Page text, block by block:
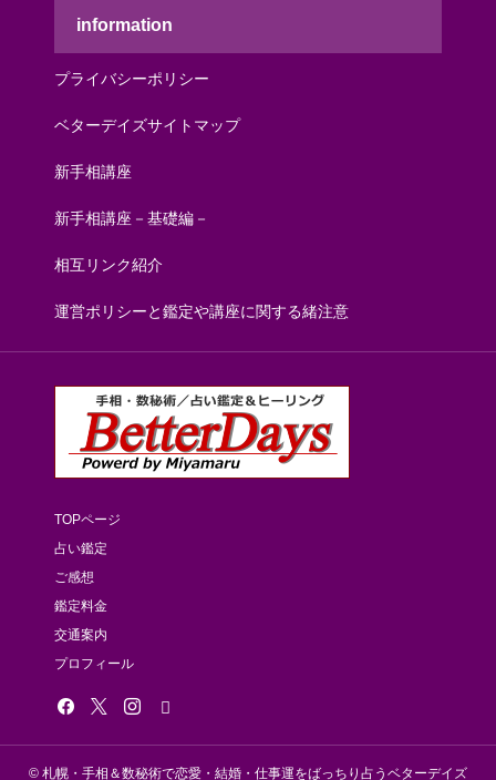
information
プライバシーポリシー
ベターデイズサイトマップ
新手相講座
新手相講座－基礎編－
相互リンク紹介
運営ポリシーと鑑定や講座に関する緒注意
TOPページ
占い鑑定
ご感想
鑑定料金
交通案内
プロフィール
© 札幌・手相＆数秘術で恋愛・結婚・仕事運をばっちり占うベターデイズ